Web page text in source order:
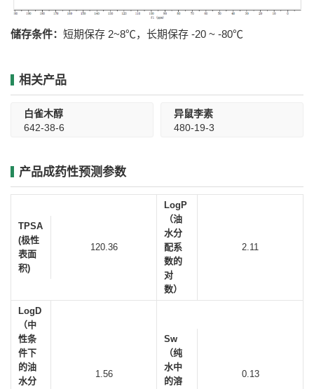
储存条件： 短期保存 2~8℃，长期保存 -20 ~ -80℃
相关产品
白雀木醇
642-38-6
异鼠李素
480-19-3
产品成药性预测参数
TPSA
(极性
表面
积)
120.36
LogP
（油
水分
配系
数的
对
数）
2.11
LogD
（中
性条
件下
的油
水分
1.56
Sw
（纯
水中
的溶
0.13